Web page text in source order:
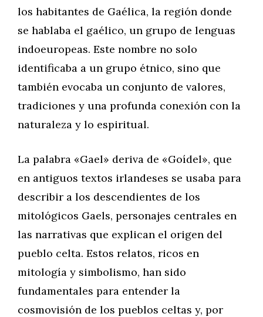
los habitantes de Gaélica, la región donde
se hablaba el gaélico, un grupo de lenguas
indoeuropeas. Este nombre no solo
identificaba a un grupo étnico, sino que
también evocaba un conjunto de valores,
tradiciones y una profunda conexión con la
naturaleza y lo espiritual.
La palabra «Gael» deriva de «Goídel», que
en antiguos textos irlandeses se usaba para
describir a los descendientes de los
mitológicos Gaels, personajes centrales en
las narrativas que explican el origen del
pueblo celta. Estos relatos, ricos en
mitología y simbolismo, han sido
fundamentales para entender la
cosmovisión de los pueblos celtas y, por